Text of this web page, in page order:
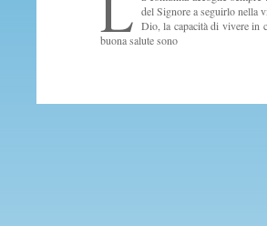
del Signore a seguirlo nella
Dio, la capacità di vivere in
buona salute sono